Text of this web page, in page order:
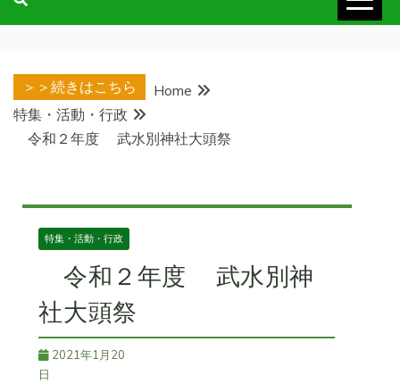
＞＞続きはこちら
Home
特集・活動・行政
令和２年度 武水別神社大頭祭
特集・活動・行政
令和２年度 武水別神
社大頭祭
2021年1月20
日